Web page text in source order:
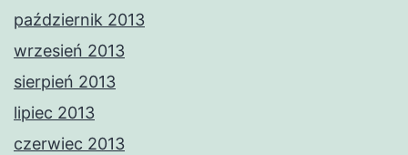
październik 2013
wrzesień 2013
sierpień 2013
lipiec 2013
czerwiec 2013